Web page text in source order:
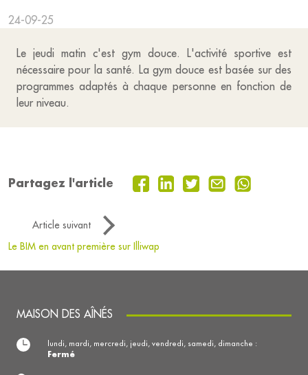
24-09-25
Le jeudi matin c'est gym douce. L'activité sportive est
nécessaire pour la santé. La gym douce est basée sur des
programmes adaptés à chaque personne en fonction de
leur niveau.
Partagez l'article
Article suivant
Le BIM en avant première sur Illiwap
MAISON DES AÎNÉS
lundi, mardi, mercredi, jeudi, vendredi, samedi, dimanche :
Fermé